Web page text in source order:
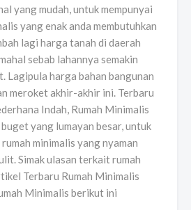
yang mudah, untuk mempunyai
yang enak anda membutuhkan
lagi harga tanah di daerah
sebab lahannya semakin
Lagipula harga bahan bangunan
meroket akhir-akhir ini. Terbaru
Indah, Rumah Minimalis
yang lumayan besar, untuk
minimalis yang nyaman
Simak ulasan terkait rumah
Terbaru Rumah Minimalis
Minimalis berikut ini